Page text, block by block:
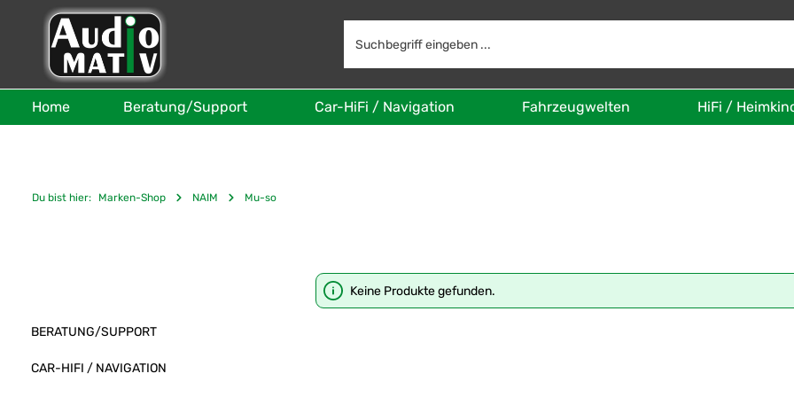
Hauptinhalt springen
Zur Suche springen
Zur Hauptnavigation springen
Home Beratung/Support Car-HiFi / Navigation Fahrzeugwelten HiFi /
Du bist hier: Marken-Shop NAIM Mu-so
BERATUNG/SUPPORT
CAR-HIFI / NAVIGATION
Keine Produkte gefunden.